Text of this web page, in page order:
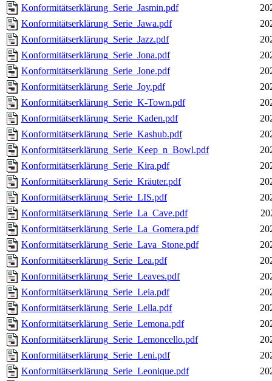
Konformitätserklärung_Serie_Jasmin.pdf
Konformitätserklärung_Serie_Jawa.pdf
Konformitätserklärung_Serie_Jazz.pdf
Konformitätserklärung_Serie_Jona.pdf
Konformitätserklärung_Serie_Jone.pdf
Konformitätserklärung_Serie_Joy.pdf
Konformitätserklärung_Serie_K-Town.pdf
Konformitätserklärung_Serie_Kaden.pdf
Konformitätserklärung_Serie_Kashub.pdf
Konformitätserklärung_Serie_Keep_n_Bowl.pdf
Konformitätserklärung_Serie_Kira.pdf
Konformitätserklärung_Serie_Kräuter.pdf
Konformitätserklärung_Serie_LIS.pdf
Konformitätserklärung_Serie_La_Cave.pdf
Konformitätserklärung_Serie_La_Gomera.pdf
Konformitätserklärung_Serie_Lava_Stone.pdf
Konformitätserklärung_Serie_Lea.pdf
Konformitätserklärung_Serie_Leaves.pdf
Konformitätserklärung_Serie_Leia.pdf
Konformitätserklärung_Serie_Lella.pdf
Konformitätserklärung_Serie_Lemona.pdf
Konformitätserklärung_Serie_Lemoncello.pdf
Konformitätserklärung_Serie_Leni.pdf
Konformitätserklärung_Serie_Leonique.pdf